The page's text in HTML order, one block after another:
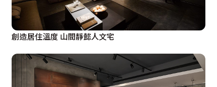
創造居住溫度 山間靜懿人文宅